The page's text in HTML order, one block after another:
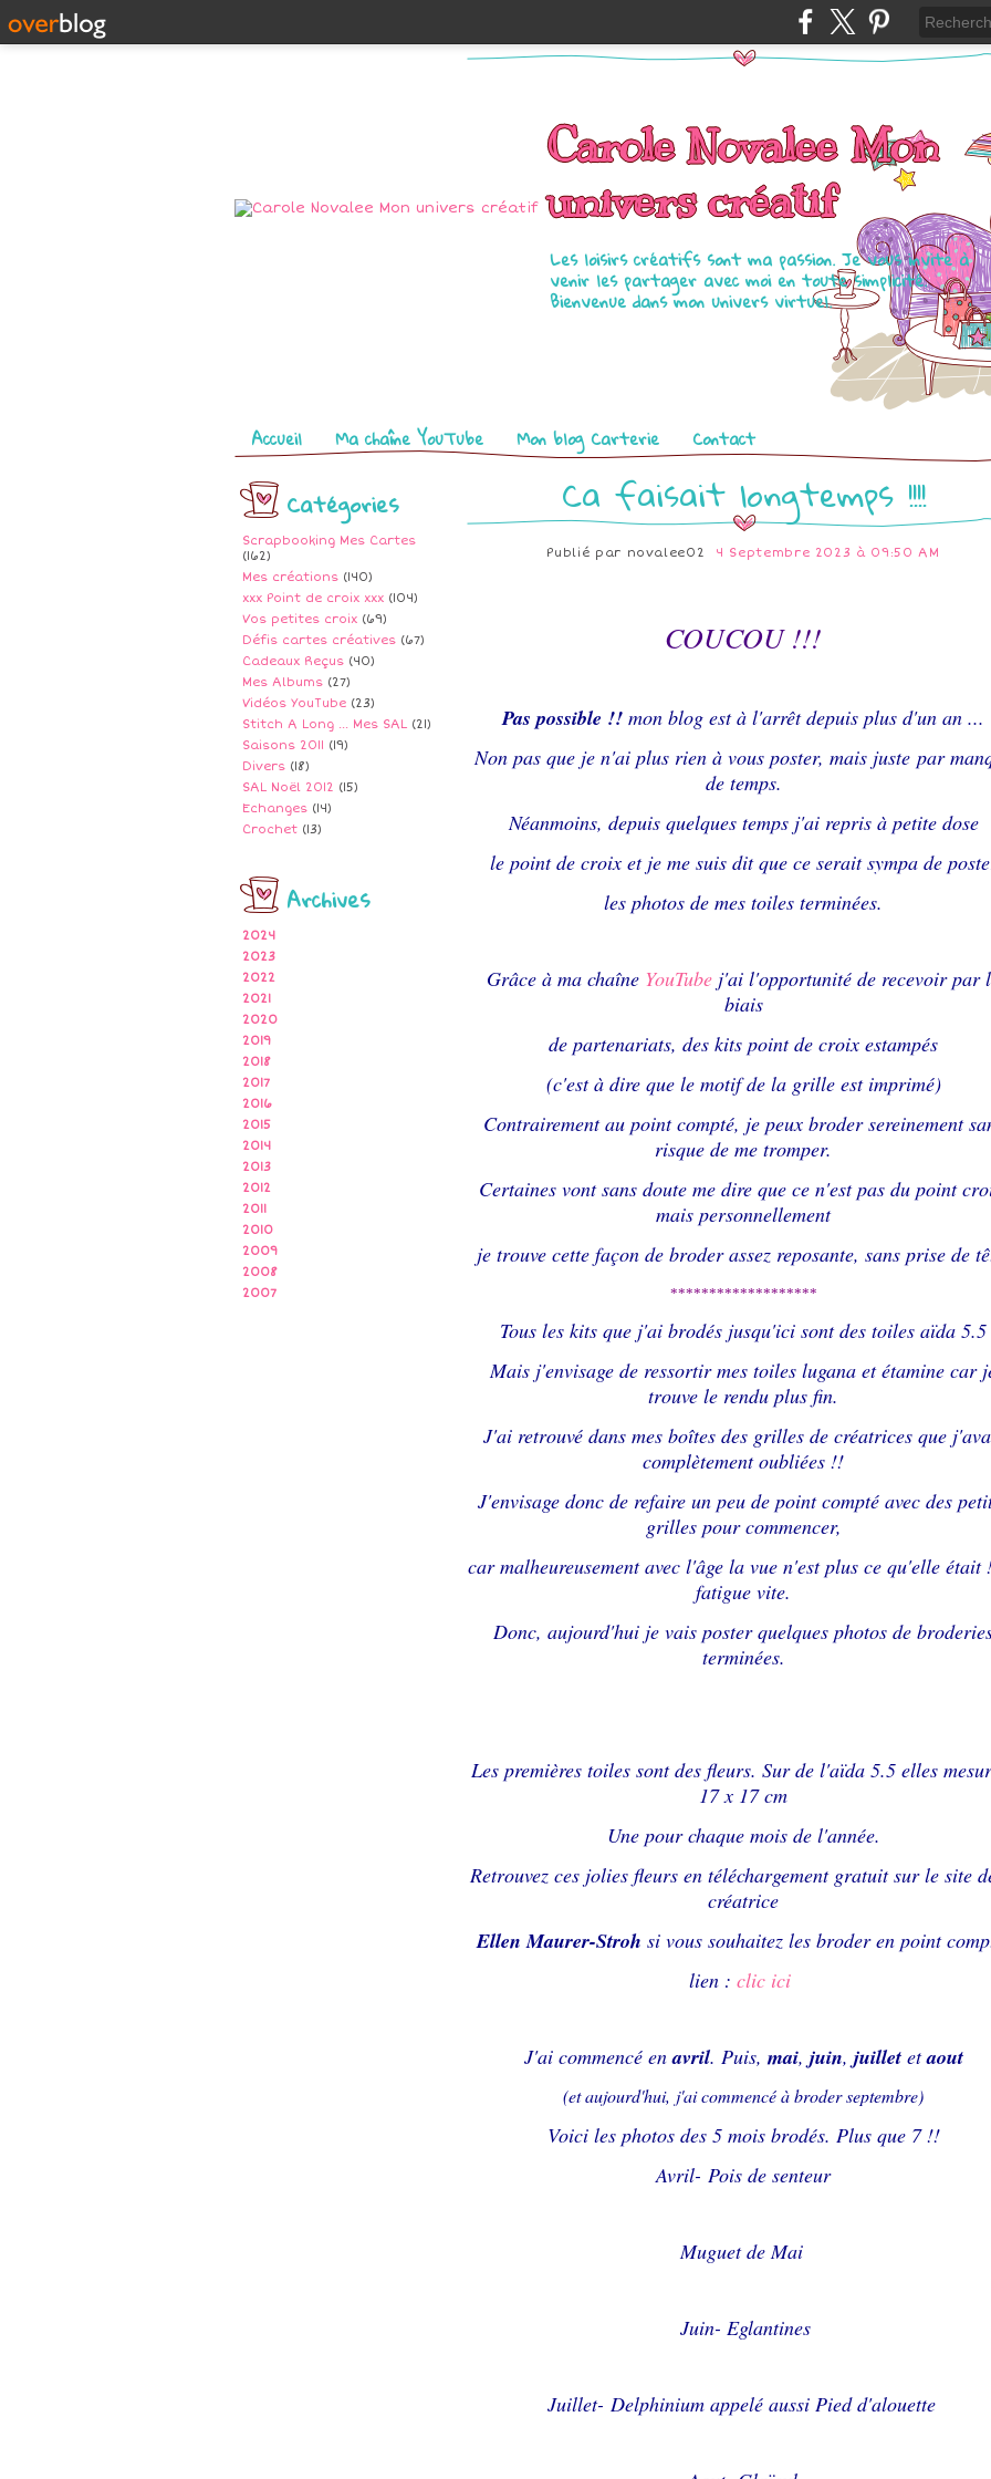
Carole Novalee Mon
univers créatif
Les loisirs créatifs sont ma passion. Je vous invite à
venir les partager avec moi en toute simplicité.
Bienvenue dans mon univers virtuel.
Pages
Accueil Ma chaîne YouTube Mon blog Carterie Contact
Catégories
Scrapbooking Mes Cartes
(162)
Mes créations (140)
xxx Point de croix xxx (104)
Vos petites croix (69)
Défis cartes créatives (67)
Cadeaux Reçus (40)
Mes Albums (27)
Vidéos YouTube (23)
Stitch A Long ... Mes SAL (21)
Saisons 2011 (19)
Divers (18)
SAL Noël 2012 (15)
Echanges (14)
Crochet (13)
Archives
2024
2023
2022
2021
2020
2019
2018
2017
2016
2015
2014
2013
2012
2011
2010
2009
2008
2007
Ca faisait longtemps !!!!
Publié par novalee02 4 Septembre 2023 à 09:50 AM
COUCOU !!!
Pas possible !! mon blog est à l'arrêt depuis plus d'un an ...
Non pas que je n'ai plus rien à vous poster, mais juste par
de temps.
Néanmoins, depuis quelques temps j'ai repris à petite dose
le point de croix et je me suis dit que ce serait sympa de
les photos de mes toiles terminées.
Grâce à ma chaîne YouTube j'ai l'opportunité de recevoir par
biais
de partenariats, des kits point de croix estampés
(c'est à dire que le motif de la grille est imprimé)
Contrairement au point compté, je peux broder sereinement
risque de me tromper.
Certaines vont sans doute me dire que ce n'est pas du point
mais personnellement
je trouve cette façon de broder assez reposante, sans prise de
*******************
Tous les kits que j'ai brodés jusqu'ici sont des toiles aïda 5.5
Mais j'envisage de ressortir mes toiles lugana et étamine car
trouve le rendu plus fin.
J'ai retrouvé dans mes boîtes des grilles de créatrices que
complètement oubliées !!
J'envisage donc de refaire un peu de point compté avec des
grilles pour commencer,
car malheureusement avec l'âge la vue n'est plus ce qu'elle était
fatigue vite.
Donc, aujourd'hui je vais poster quelques photos de
terminées.
Les premières toiles sont des fleurs. Sur de l'aïda 5.5 elles
17 x 17 cm
Une pour chaque mois de l'année.
Retrouvez ces jolies fleurs en téléchargement gratuit sur le site
créatrice
Ellen Maurer-Stroh si vous souhaitez les broder en point
lien : clic ici
J'ai commencé enavril. Puis, mai, juin, juilletetaout
(et aujourd'hui, j'ai commencé à broder septembre)
Voici les photos des 5 mois brodés. Plus que 7 !!
Avril- Pois de senteur
Muguet de Mai
Juin- Eglantines
Juillet- Delphinium appelé aussi Pied d'alouette